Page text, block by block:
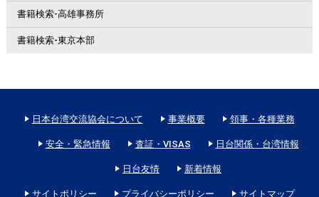
書籍検索-高雄事務所
書籍検索-東京本部
日本台湾交流協会について 事業概要 領事・各種業務
安全・緊急情報 査証・VISAS 日台関係・台湾情報
日台友情 新着情報
サイトポリシー プライバシーポリシー サイトマップ